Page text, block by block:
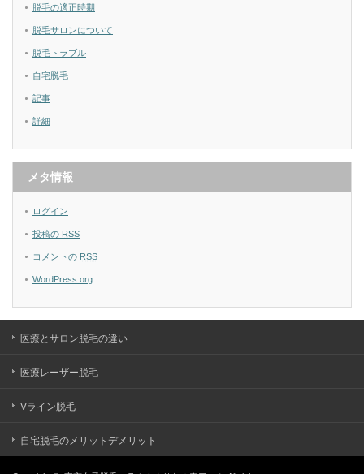
脱毛の適正時期
脱毛サロンについて
脱毛トラブル
自宅脱毛
記事
詳細
メタ情報
ログイン
投稿の RSS
コメントの RSS
WordPress.org
医療とサロン脱毛の違い
医療レーザー脱毛
Vライン脱毛
自宅脱毛のメリットデメリット